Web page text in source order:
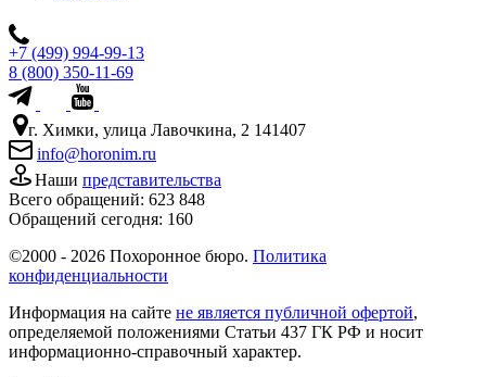
+7 (499) 994-99-13
8 (800) 350-11-69
г. Химки, улица Лавочкина, 2 141407
info@horonim.ru
Наши представительства
Всего обращений: 623 848
Обращений сегодня: 160
©2000 - 2026 Похоронное бюро. Политика
конфиденциальности
Информация на сайте не является публичной офертой,
определяемой положениями Статьи 437 ГК РФ и носит
информационно-справочный характер.